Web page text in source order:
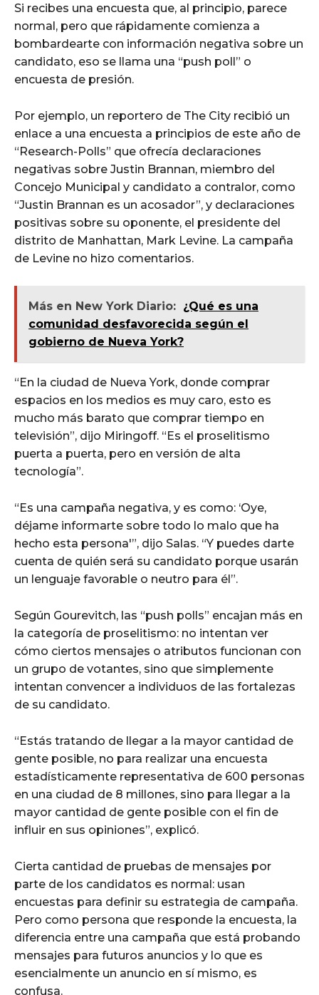
Si recibes una encuesta que, al principio, parece
normal, pero que rápidamente comienza a
bombardearte con información negativa sobre un
candidato, eso se llama una “push poll” o
encuesta de presión.
Por ejemplo, un reportero de The City recibió un
enlace a una encuesta a principios de este año de
“Research-Polls” que ofrecía declaraciones
negativas sobre Justin Brannan, miembro del
Concejo Municipal y candidato a contralor, como
“Justin Brannan es un acosador”, y declaraciones
positivas sobre su oponente, el presidente del
distrito de Manhattan, Mark Levine. La campaña
de Levine no hizo comentarios.
Más en New York Diario: ¿Qué es una
comunidad desfavorecida según el
gobierno de Nueva York?
“En la ciudad de Nueva York, donde comprar
espacios en los medios es muy caro, esto es
mucho más barato que comprar tiempo en
televisión”, dijo Miringoff. “Es el proselitismo
puerta a puerta, pero en versión de alta
tecnología”.
“Es una campaña negativa, y es como: ‘Oye,
déjame informarte sobre todo lo malo que ha
hecho esta persona'”, dijo Salas. “Y puedes darte
cuenta de quién será su candidato porque usarán
un lenguaje favorable o neutro para él”.
Según Gourevitch, las “push polls” encajan más en
la categoría de proselitismo: no intentan ver
cómo ciertos mensajes o atributos funcionan con
un grupo de votantes, sino que simplemente
intentan convencer a individuos de las fortalezas
de su candidato.
“Estás tratando de llegar a la mayor cantidad de
gente posible, no para realizar una encuesta
estadísticamente representativa de 600 personas
en una ciudad de 8 millones, sino para llegar a la
mayor cantidad de gente posible con el fin de
influir en sus opiniones”, explicó.
Cierta cantidad de pruebas de mensajes por
parte de los candidatos es normal: usan
encuestas para definir su estrategia de campaña.
Pero como persona que responde la encuesta, la
diferencia entre una campaña que está probando
mensajes para futuros anuncios y lo que es
esencialmente un anuncio en sí mismo, es
confusa.